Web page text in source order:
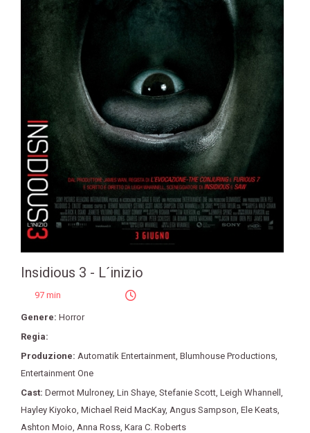
Insidious 3 - L´inizio
97 min
Genere: Horror
Regia:
Produzione: Automatik Entertainment Blumhouse Productions
Entertainment One
Cast: Dermot Mulroney, Lin Shaye Stefanie Scott Leigh Whannell
Hayley Kiyoko Michael Reid MacKay, Angus Sampson Ele Keats
Ashton Moio Anna Ross Kara C. Roberts